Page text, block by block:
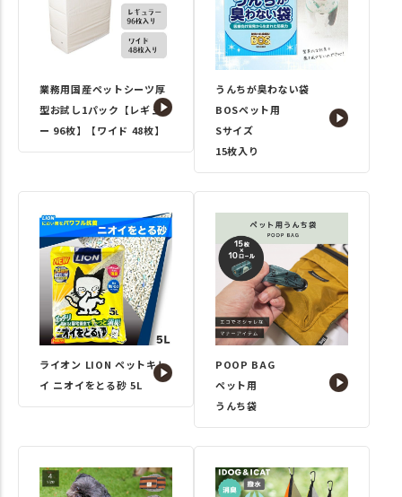
業務用国産ペットシーツ厚
型お試し1パック【レギュラ
ー 96枚】【ワイド 48枚】
うんちが臭わない袋
BOSペット用
Sサイズ
15枚入り
ライオン LION ペットキレ
イ ニオイをとる砂 5L
POOP BAG
ペット用
うんち袋